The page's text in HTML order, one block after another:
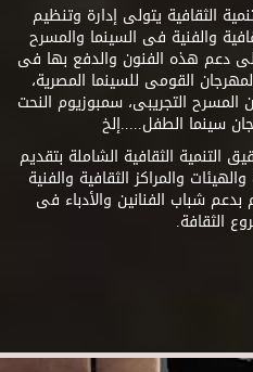
الثقافية يتولى إدارة وتنظيم
والفنية فى السينما والمسرح
دعم هذه الفنون والدفع بها فى
القومى للسينما المصرية،
التجريبى، سمبوزيوم النحت
سينما الطفل.....إلخ
الثقافية الشاملة بتقديم
والمراكز الثقافية والفنية
شباب الفنانين والأدباء فى
الثقافة.